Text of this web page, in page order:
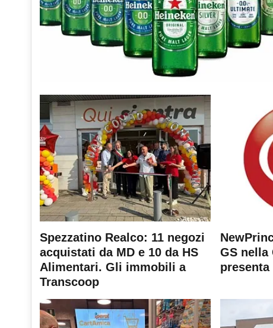
Spezzatino Realco: 11 negozi
acquistati da MD e 10 da HS
Alimentari. Gli immobili a
Transcoop
GS nella